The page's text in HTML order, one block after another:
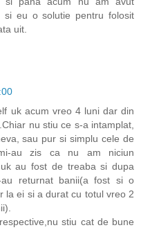
si eu o solutie pentru folosit
uit.
uk acum vreo 4 luni dar din
nu stiu ce s-a intamplat,
sau pur si simplu cele de
au zis ca nu am niciun
au fost de treaba si dupa
au returnat banii(a fost si o
la ei si a durat cu totul vreo 2
stiu cat de bune